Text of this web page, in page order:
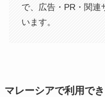
で、広告・PR・関連
います。
マレーシアで利用で